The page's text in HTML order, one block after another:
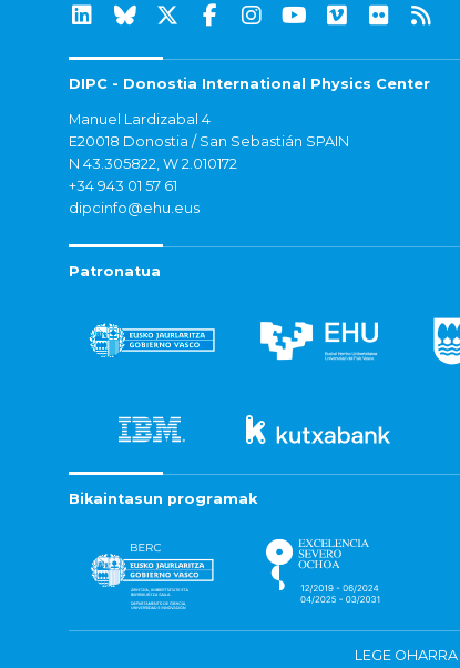
DIPC - Donostia International Physics Center
Manuel Lardizabal 4
E20018 Donostia / San Sebastián SPAIN
N 43.305822, W 2.010172
+34 943 01 57 61
dipcinfo@ehu.eus
Patronatua
Bikaintasun programak
LEGE OHARRA